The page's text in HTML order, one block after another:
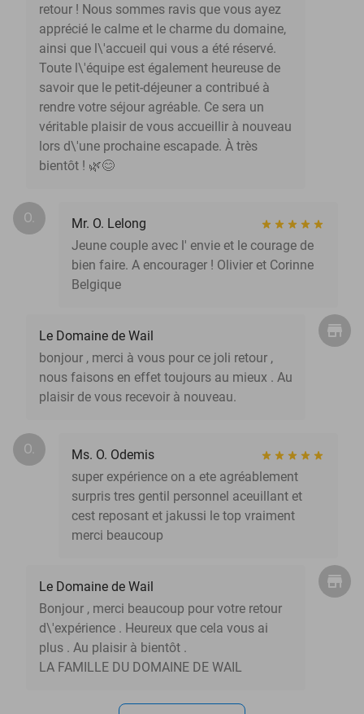
retour ! Nous sommes ravis que vous ayez
apprécié le calme et le charme du domaine,
ainsi que l\'accueil qui vous a été réservé.
Toute l\'équipe est également heureuse de
savoir que le petit-déjeuner a contribué à
rendre votre séjour agréable. Ce sera un
véritable plaisir de vous accueillir à nouveau
lors d\'une prochaine escapade. À très
bientôt ! 🌿😊
O.
Mr. O. Lelong
Jeune couple avec l' envie et le courage de
bien faire. A encourager ! Olivier et Corinne
Belgique
Le Domaine de Wail
bonjour , merci à vous pour ce joli retour ,
nous faisons en effet toujours au mieux . Au
plaisir de vous recevoir à nouveau.
O.
Ms. O. Odemis
super expérience on a ete agréablement
surpris tres gentil personnel aceuillant et
cest reposant et jakussi le top vraiment
merci beaucoup
Le Domaine de Wail
Bonjour , merci beaucoup pour votre retour
d\'expérience . Heureux que cela vous ai
plus . Au plaisir à bientôt .
LA FAMILLE DU DOMAINE DE WAIL